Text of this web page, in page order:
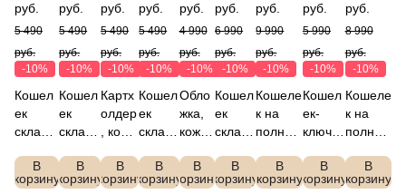
руб.
5 490
руб.
-10%
Кошел
ек
складн
кожа
зернис
В
корзину
руб.
5 490
руб.
-10%
Кошел
ек
складн
кожа
зернис
В
корзину
руб.
5 490
руб.
-10%
Картх
олдер
, кожа
стая,
FABR
В
корзину
руб.
5 490
руб.
-10%
Кошел
ек
склад
кожа
зерни
В
корзину
руб.
4 990
руб.
-10%
Обло
жка,
кожа
стая,
FABR
В
корзину
руб.
6 990
руб.
-10%
Кошел
ек
складн
кожа
зернис
В
корзину
руб.
9 990
руб.
-10%
Кошеле
к на
полную
кожа
зернист
В
корзину
руб.
5 990
руб.
-10%
Кошел
ек-
ключн
кожа
зернис
В
корзину
руб.
8 990
руб.
-10%
Кошеле
к на
полную
кожа
зернист
В
корзину